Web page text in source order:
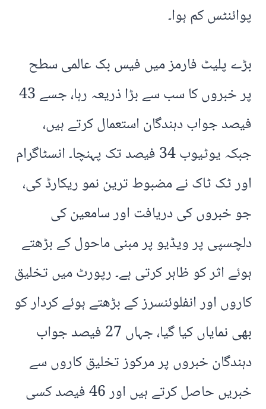
پوائنٹس کم ہوا۔
بڑے پلیٹ فارمز میں فیس بک عالمی سطح
پر خبروں کا سب سے بڑا ذریعہ رہا، جسے 43
فیصد جواب دہندگان استعمال کرتے ہیں،
جبکہ یوٹیوب 34 فیصد تک پہنچا۔ انسٹاگرام
اور ٹک ٹاک نے مضبوط ترین نمو ریکارڈ کی،
جو خبروں کی دریافت اور سامعین کی
دلچسپی پر ویڈیو پر مبنی ماحول کے بڑھتے
ہوئے اثر کو ظاہر کرتی ہے۔ رپورٹ میں تخلیق
کاروں اور انفلوئنسرز کے بڑھتے ہوئے کردار کو
بھی نمایاں کیا گیا، جہاں 27 فیصد جواب
دہندگان خبروں پر مرکوز تخلیق کاروں سے
خبریں حاصل کرتے ہیں اور 46 فیصد کسی